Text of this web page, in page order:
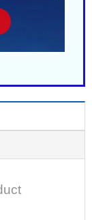
+ Bản Tiêu